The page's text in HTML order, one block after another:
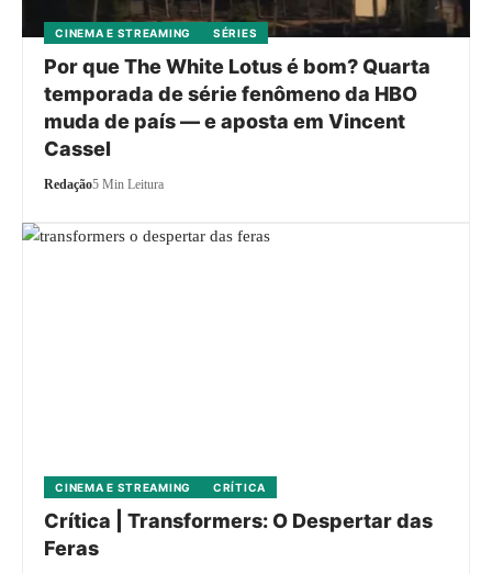
CINEMA E STREAMING SÉRIES
Por que The White Lotus é bom? Quarta
temporada de série fenômeno da HBO
muda de país — e aposta em Vincent
Cassel
Redação5 Min Leitura
CINEMA E STREAMING CRÍTICA
Crítica | Transformers: O Despertar das
Feras